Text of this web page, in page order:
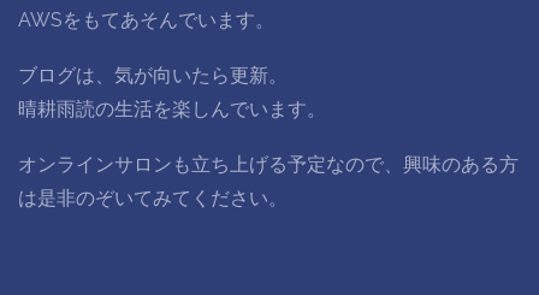
AWSをもてあそんでいます。
ブログは、気が向いたら更新。
晴耕雨読の生活を楽しんでいます。
オンラインサロンも立ち上げる予定なので、興味のある方
は是非のぞいてみてください。